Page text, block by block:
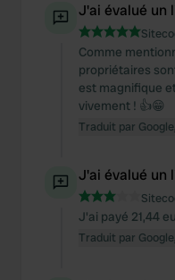
J'ai évalué un
Comme
propriétaires
est magnifique
vivement ! 👍😁
Traduit par Google
J'ai évalué un
J'ai payé 21,44
Traduit par Google